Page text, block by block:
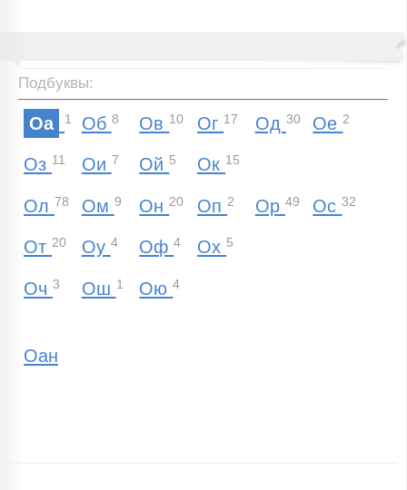
Подбуквы:
Оа 1 Об 8 Ов 10 Ог 17 Од 30 Ое2
Оз 11 Ои 7 Ой 5 Ок 15
Ол 78 Ом 9 Он20 Оп2 Ор 49 Ос32
От 20 Оу 4 Оф4 Ох 5
Оч 3 Ош 1 Ою4
Оан